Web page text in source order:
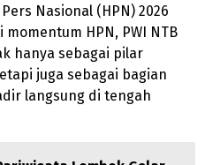
Nasional (HPN) 2026
HPN, PWI NTB
hanya sebagai pilar
juga sebagai bagian
langsung di tengah